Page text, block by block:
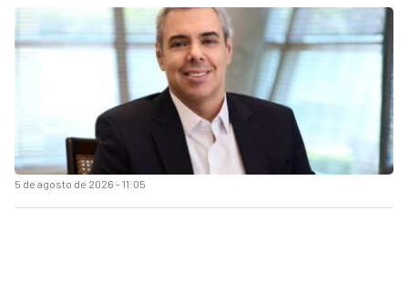
5 de agosto de 2026 - 11:05